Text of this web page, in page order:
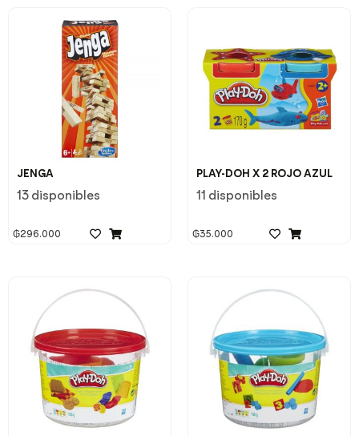
JENGA
13 disponibles
₲296.000
PLAY-DOH X 2 ROJO AZUL
11 disponibles
₲35.000